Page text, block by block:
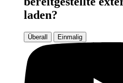
laden?
Überall Einmalig